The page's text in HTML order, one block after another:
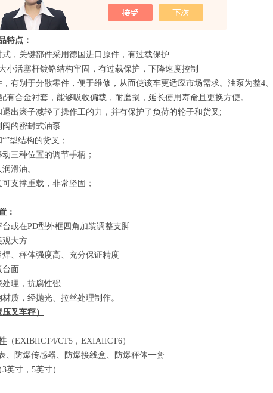
特点 ：
，关键部件采用德国进口原件，有过载保护
小活塞杆镀铬结构牢固，有过载保护，下降速度控制
，有别于分散零件，便于维修，从而使该车更适应市场需求。油泵为整4、
有合金衬套，能够吸收偏载，耐磨损，延长使用寿命且更换方便。
出滚子减轻了操作工的力，并有保护了负荷的轮子和货叉 ;
的密封式油泵
“”型结构的货叉；
三种位置的调节手柄；
滑油。
支撑重载，非常坚固；
：
台或在PD型外框四角加装调整支脚
观大方
、秤体强度高、充分保证精度
台面
理，抗腐性强
质，经抛光、拉丝处理制作。
压叉车秤）
（EXIBIICT4/CT5 ， EXIAIICT6）
、防爆传感器、防爆接线盒、防爆秤体一套
3英寸， 5英寸）